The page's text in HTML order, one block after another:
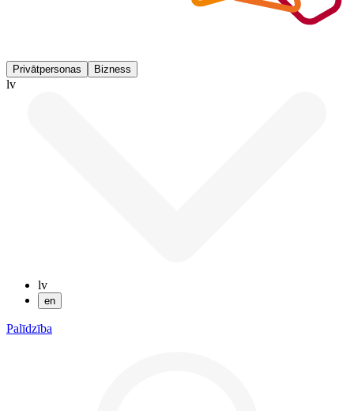
Privātpersonas Bizness
lv
lv
en
Palīdzība